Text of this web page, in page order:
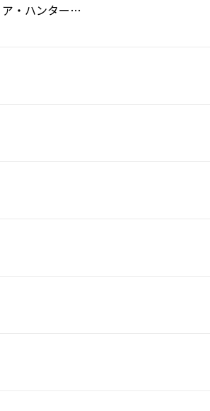
カヴァティーナ(映画『ディア・ハンター』より)